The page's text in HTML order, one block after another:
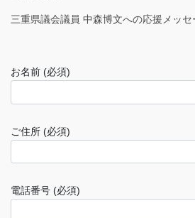
三重県議会議員 中森博文への応援メッセ
お名前 (必須)
ご住所 (必須)
電話番号 (必須)